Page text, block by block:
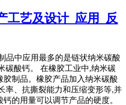
工艺及设计_应用_反
品中应用最多的是链状纳米碳酸
碳酸钙。 在橡胶工业中,纳米碳
胶制品。橡胶产品加入纳米碳酸
率、抗撕裂能力和压缩变形等,并
的用量可以调节产品的硬度。